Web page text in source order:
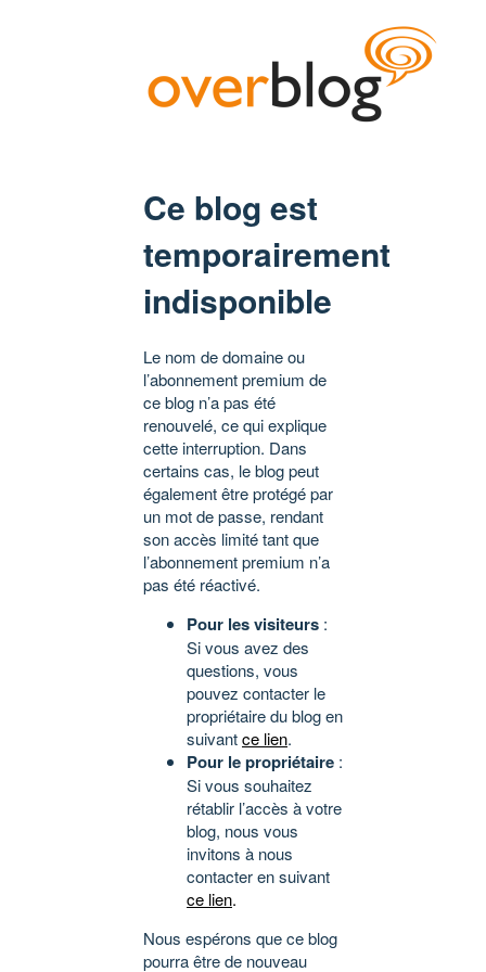
Ce blog est
temporairement
indisponible
Le nom de domaine ou
l’abonnement premium de
ce blog n’a pas été
renouvelé, ce qui explique
cette interruption. Dans
certains cas, le blog peut
également être protégé par
un mot de passe, rendant
son accès limité tant que
l’abonnement premium n’a
pas été réactivé.
Pour les visiteurs :
Si vous avez des
questions, vous
pouvez contacter le
propriétaire du blog en
suivantce lien.
Pour le propriétaire :
Si vous souhaitez
rétablir l’accès à votre
blog, nous vous
invitons à nous
contacter en suivant
ce lien.
Nous espérons que ce blog
pourra être de nouveau